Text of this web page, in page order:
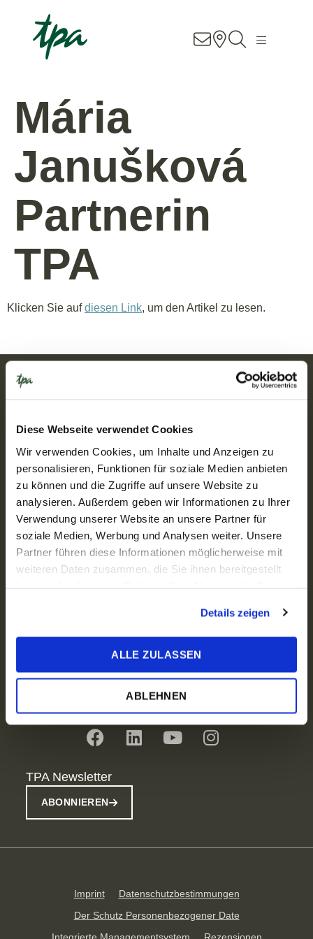
Diese Webseite verwendet Cookies
Wir verwenden Cookies, um Inhalte und Anzeigen zu
personalisieren, Funktionen für soziale Medien anbieten
zu können und die Zugriffe auf unsere Website zu
analysieren. Außerdem geben wir Informationen zu Ihrer
Verwendung unserer Website an unsere Partner für
soziale Medien, Werbung und Analysen weiter. Unsere
Partner führen diese Informationen möglicherweise mit
weiteren Daten zusammen, die Sie ihnen bereitgestellt
Details zeigen
ALLE ZULASSEN
ABLEHNEN
Know-how
Branchen
Über uns
Contact
Standorte
DE
EN SK
Mária
Janušková
Partnerin
TPA
Klicken Sie aufdiesen Link, um den Artikel zu lesen.
office@tpa-group.sk
Adresse
Blumental offices II, Nám. Mateja Korvína 1, 811 07
Bratislava
Business Centre Košice, Štúrova 27, 040 01 Košice
J.M. Hurbana 14477/9A, 974 01 Banská Bystrica
Öffnungszeiten
Mo - Fr: 08:00 – 17:00
Links
Presse
Social Media
TPA Newsletter
ABONNIEREN
Imprint
Datenschutzbestimmungen
Der Schutz Personenbezogener Date